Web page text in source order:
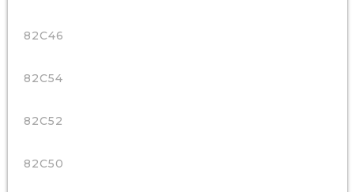
82C46
82C54
82C52
82C50